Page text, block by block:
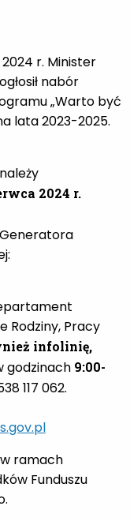
r. Minister
nabór
„Warto być
lata 2023-2025.
2024 r.
Rodziny, Pracy
infolinię,
godzinach 9:00-
117 062.
ramach
Funduszu